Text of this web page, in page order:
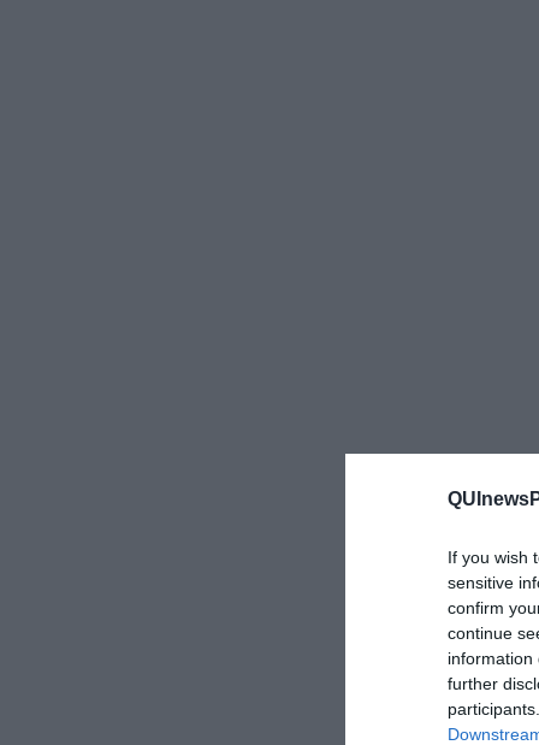
If you wish
sensitive
confirm
continue
information
further